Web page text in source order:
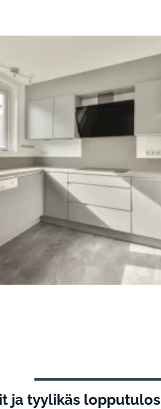
ja tyylikäs lopputulos